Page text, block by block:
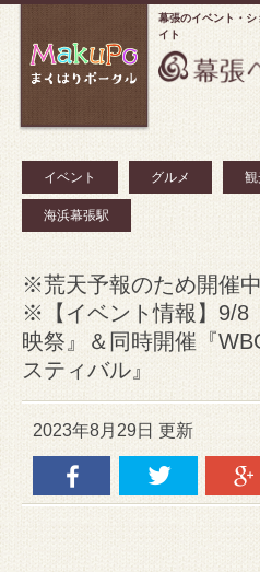
幕張のイベント・シ
イト
イベント グルメ 観
海浜幕張駅
※荒天予報のため開催
※【イベント情報】9/8
映祭』＆同時開催『
スティバル』
2023年8月29日 更新